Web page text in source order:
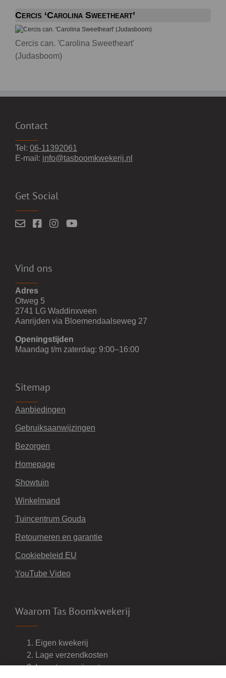
Cercis ‘Carolina Sweetheart’
Cercis can. 'Carolina Sweetheart'
(Judasboom)
Contact
Tel: 06-11392061
E-mail: info@tasboomkwekerij.nl
Get Social
Vind ons
Adres
Otweg 5
2741 LG Waddinxveen
Aanrijden via Bloemendaalseweg 27
Openingstijden
Maandag t/m zaterdag: 9:00–16:00
Sitemap
Aanbiedingen
Gebruiksaanwijzingen
Bezorgen
Homepage
Showtuin
Winkelmand
Tuincentrum Gouda
Retourneren en garantie
Cookiebeleid EU
YouTube Video
Waarom Tas Boomkwekerij
Eigen kwekerij
Lage verzendkosten
Import van wijnvaten